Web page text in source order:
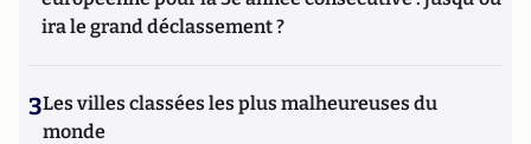
ira le grand déclassement ?
3Les villes classées les plus malheureuses du
monde